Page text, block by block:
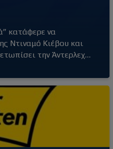
κατάφερε να
Ντιναμό Κιέβου και
την Άντερλεχτ
παιχνιδιού του
διεκδικείς έπαθλο*
ξανά τον
δύο τρομερά γκολ
στην